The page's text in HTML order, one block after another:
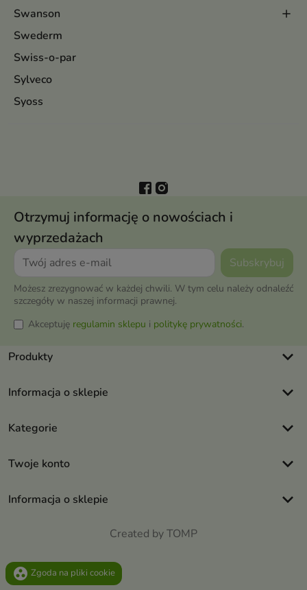
Swanson
Swederm
Swiss-o-par
Sylveco
Syoss
Otrzymuj informację o nowościach i
wyprzedażach
Możesz zrezygnować w każdej chwili. W tym celu należy odnaleźć
szczegóły w naszej informacji prawnej.
Akceptuję regulamin sklepu i politykę prywatności.
Produkty keyboard_arrow_down
Informacja o sklepie keyboard_arrow_down
Kategorie keyboard_arrow_down
Twoje konto keyboard_arrow_down
Informacja o sklepie keyboard_arrow_down
Created by TOMP
group_work Zgoda na pliki cookie